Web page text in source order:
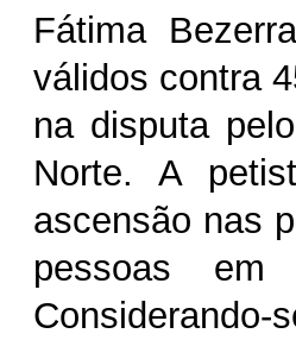
Fátima
válidos contra
na disputa
Norte. A
ascensão nas
pessoas